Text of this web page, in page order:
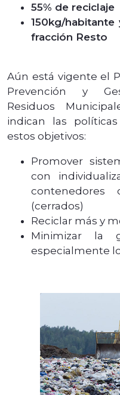
55% de reciclaje
150kg/
fracción Resto
Aún está vigente el
Prevención y
Residuos
indican las
estos objetivos:
Promover
con
(cerrados)
Reciclar más y
Minimizar la
especialmente